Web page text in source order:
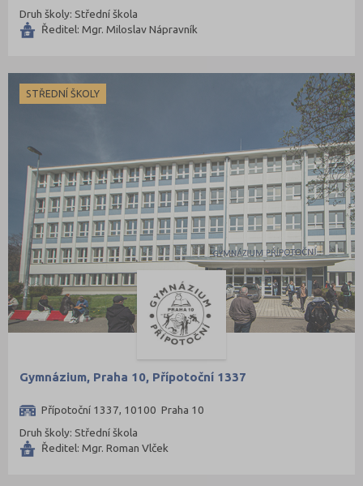
Druh školy: Střední škola
Ředitel: Mgr. Miloslav Nápravník
STŘEDNÍ ŠKOLY
Gymnázium, Praha 10, Přípotoční 1337
Přípotoční 1337, 10100 Praha 10
Druh školy: Střední škola
Ředitel: Mgr. Roman Vlček